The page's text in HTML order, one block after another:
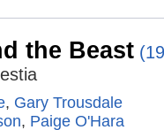
the Beast
, Gary Trousdale
, Paige O'Hara